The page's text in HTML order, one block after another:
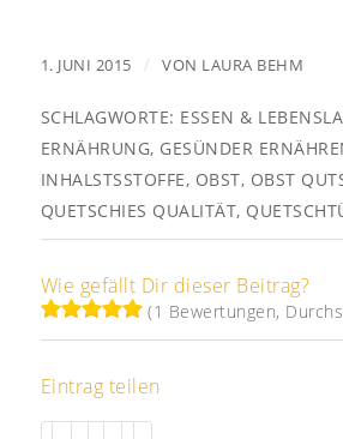
1. JUNI 2015 / VON LAURA BEHM
SCHLAGWORTE: ESSEN &
ERNÄHRUNG, GESÜNDER
INHALSTSSTOFFE, OBST, OBST
QUETSCHIES QUALITÄT,
Wie gefällt Dir dieser Beitrag?
(1 Bewertungen,
Eintrag teilen